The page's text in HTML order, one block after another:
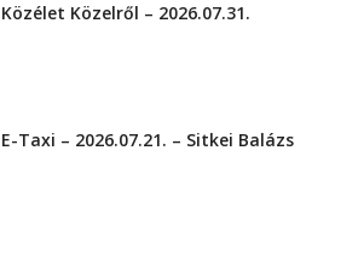
Közélet Közelről – 2026.07.31.
E-Taxi – 2026.07.21. – Sitkei Balázs